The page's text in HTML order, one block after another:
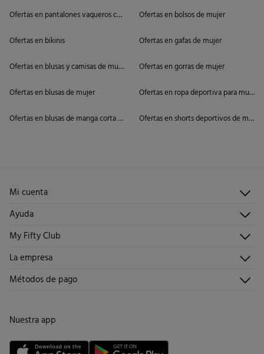
Ofertas en pantalones vaqueros cortos de mujer
Ofertas en bikinis
Ofertas en blusas y camisas de mujer
Ofertas en blusas de mujer
Ofertas en blusas de manga corta de mujer
Ofertas en bolsos de mujer
Ofertas en gafas de mujer
Ofertas en gorras de mujer
Ofertas en ropa deportiva para mujer
Ofertas en shorts deportivos de mujer
Mi cuenta
Iniciar sesión
Registrarme
Direcciones de envío
Hazte socio
Ayuda
Atención al cliente
Envíanos un email
Preguntas frecuentes
Promociones vigentes
Condiciones tarjeta abono
Tarjeta regalo online
My Fifty Club
Descúbrelo
¡Únete!
La empresa
¿Quiénes somos?
Trabaja con nosotros
Métodos de pago
Nuestra app